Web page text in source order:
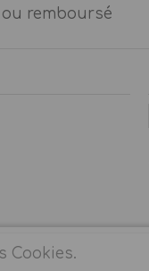
remboursé
Cookies.